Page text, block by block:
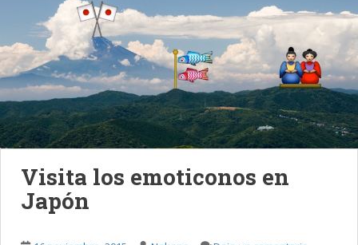
Visita los emoticonos en
Japón